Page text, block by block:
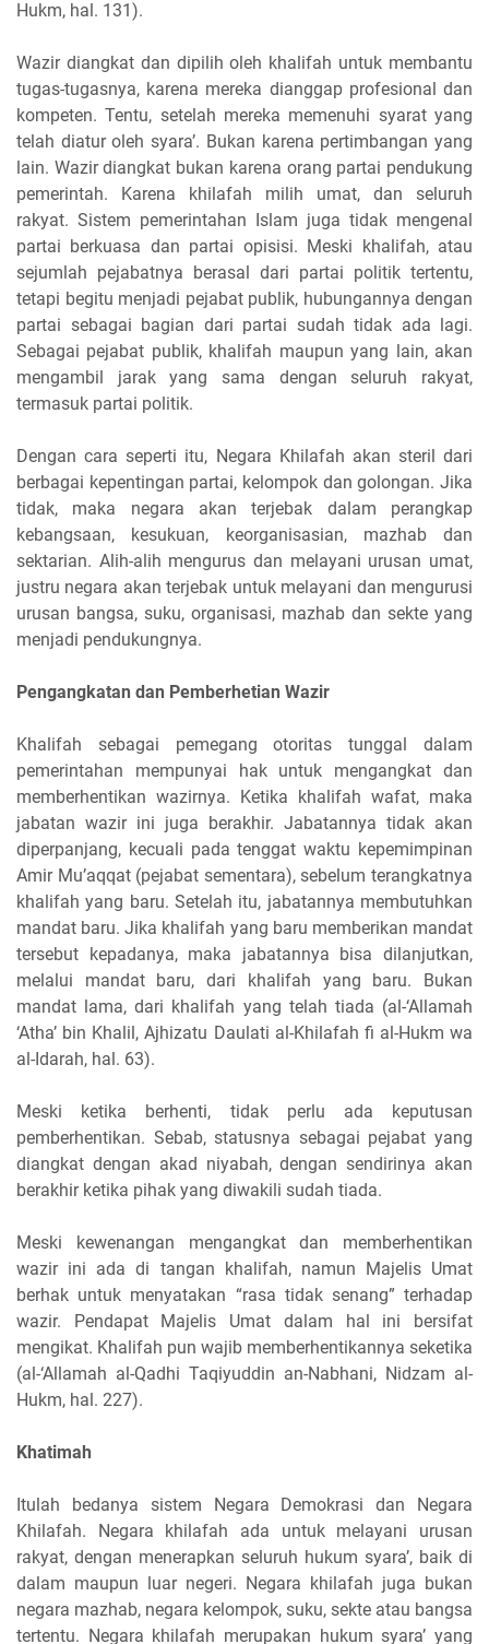
Hukm, hal. 131).
Wazir diangkat dan dipilih oleh khalifah untuk membantu
tugas-tugasnya, karena mereka dianggap profesional dan
kompeten. Tentu, setelah mereka memenuhi syarat yang
telah diatur oleh syara’. Bukan karena pertimbangan yang
lain. Wazir diangkat bukan karena orang partai pendukung
pemerintah. Karena khilafah milih umat, dan seluruh
rakyat. Sistem pemerintahan Islam juga tidak mengenal
partai berkuasa dan partai opisisi. Meski khalifah, atau
sejumlah pejabatnya berasal dari partai politik tertentu,
tetapi begitu menjadi pejabat publik, hubungannya dengan
partai sebagai bagian dari partai sudah tidak ada lagi.
Sebagai pejabat publik, khalifah maupun yang lain, akan
mengambil jarak yang sama dengan seluruh rakyat,
termasuk partai politik.
Dengan cara seperti itu, Negara Khilafah akan steril dari
berbagai kepentingan partai, kelompok dan golongan. Jika
tidak, maka negara akan terjebak dalam perangkap
kebangsaan, kesukuan, keorganisasian, mazhab dan
sektarian. Alih-alih mengurus dan melayani urusan umat,
justru negara akan terjebak untuk melayani dan mengurusi
urusan bangsa, suku, organisasi, mazhab dan sekte yang
menjadi pendukungnya.
Pengangkatan dan Pemberhetian Wazir
Khalifah sebagai pemegang otoritas tunggal dalam
pemerintahan mempunyai hak untuk mengangkat dan
memberhentikan wazirnya. Ketika khalifah wafat, maka
jabatan wazir ini juga berakhir. Jabatannya tidak akan
diperpanjang, kecuali pada tenggat waktu kepemimpinan
Amir Mu’aqqat (pejabat sementara), sebelum terangkatnya
khalifah yang baru. Setelah itu, jabatannya membutuhkan
mandat baru. Jika khalifah yang baru memberikan mandat
tersebut kepadanya, maka jabatannya bisa dilanjutkan,
melalui mandat baru, dari khalifah yang baru. Bukan
mandat lama, dari khalifah yang telah tiada (al-‘Allamah
‘Atha’ bin Khalil, Ajhizatu Daulati al-Khilafah fi al-Hukm wa
al-Idarah, hal. 63).
Meski ketika berhenti, tidak perlu ada keputusan
pemberhentikan. Sebab, statusnya sebagai pejabat yang
diangkat dengan akad niyabah, dengan sendirinya akan
berakhir ketika pihak yang diwakili sudah tiada.
Meski kewenangan mengangkat dan memberhentikan
wazir ini ada di tangan khalifah, namun Majelis Umat
berhak untuk menyatakan “rasa tidak senang” terhadap
wazir. Pendapat Majelis Umat dalam hal ini bersifat
mengikat. Khalifah pun wajib memberhentikannya seketika
(al-‘Allamah al-Qadhi Taqiyuddin an-Nabhani, Nidzam al-
Hukm, hal. 227).
Khatimah
Itulah bedanya sistem Negara Demokrasi dan Negara
Khilafah. Negara khilafah ada untuk melayani urusan
rakyat, dengan menerapkan seluruh hukum syara’, baik di
dalam maupun luar negeri. Negara khilafah juga bukan
negara mazhab, negara kelompok, suku, sekte atau bangsa
tertentu. Negara khilafah merupakan hukum syara’ yang